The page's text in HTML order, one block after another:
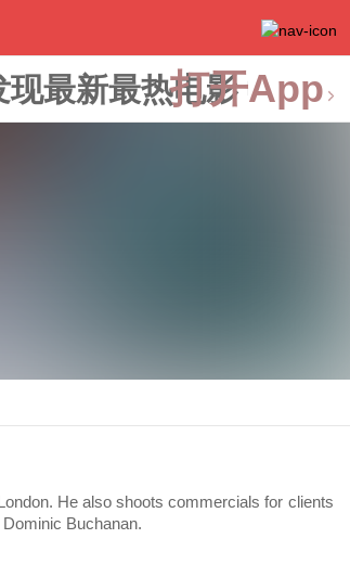
现最新最热电影打开App
He also shoots commercials for clients
Buchanan.